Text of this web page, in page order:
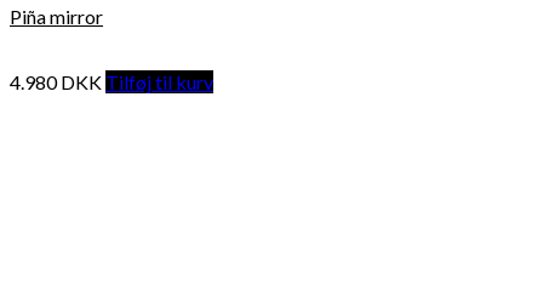
Piña mirror
4.980DKK Tilføj til kurv